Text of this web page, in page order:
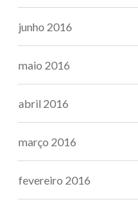
junho 2016
maio 2016
abril 2016
março 2016
fevereiro 2016